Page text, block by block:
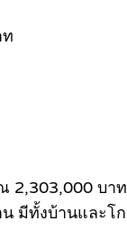
2,303,000 บาท
มีทั้งบ้านและโก